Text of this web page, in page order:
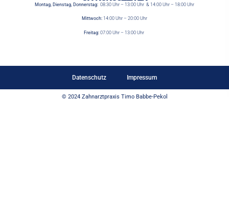
Montag, Dienstag, Donnerstag: 08:30 Uhr – 13:00 Uhr & 14:00 Uhr – 18:00 Uhr
Mittwoch: 14:00 Uhr – 20:00 Uhr
Freitag: 07:00 Uhr – 13:00 Uhr
Datenschutz Impressum
© 2024 Zahnarztpraxis Timo Babbe-Pekol